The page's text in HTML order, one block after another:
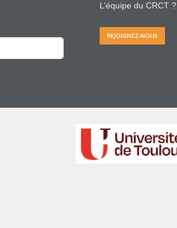
L’équipe du CRCT ?
REJOIGNEZ-NOUS